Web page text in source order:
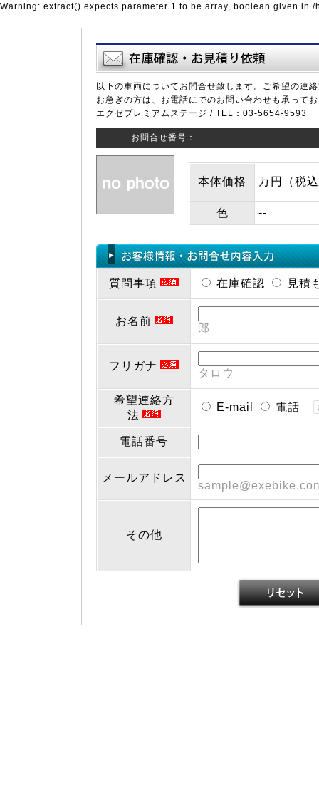
Warning: extract() expects parameter 1 to be array, boolean given in
以下の車両についてお問合せ致します。ご希望の連
お急ぎの方は、お電話にでのお問い合わせも承って
エグゼプレミアムステージ / TEL：03-5654-9593
お問合せ番号：
本体価格 万円（税
色 --
質問事項 在庫確認 見積
お名前
郎
フリガナ
タロウ
希望連絡方
法
E-mail 電話
電話番号
メールアドレス
その他